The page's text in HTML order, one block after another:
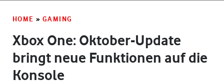
HOME » GAMING
Xbox One: Oktober-Update
bringt neue Funktionen auf die
Konsole